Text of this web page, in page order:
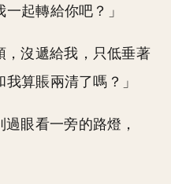
起轉給你吧？」
，沒遞給我，只低垂著
算賬兩清了嗎？」
眼看一旁的路燈，